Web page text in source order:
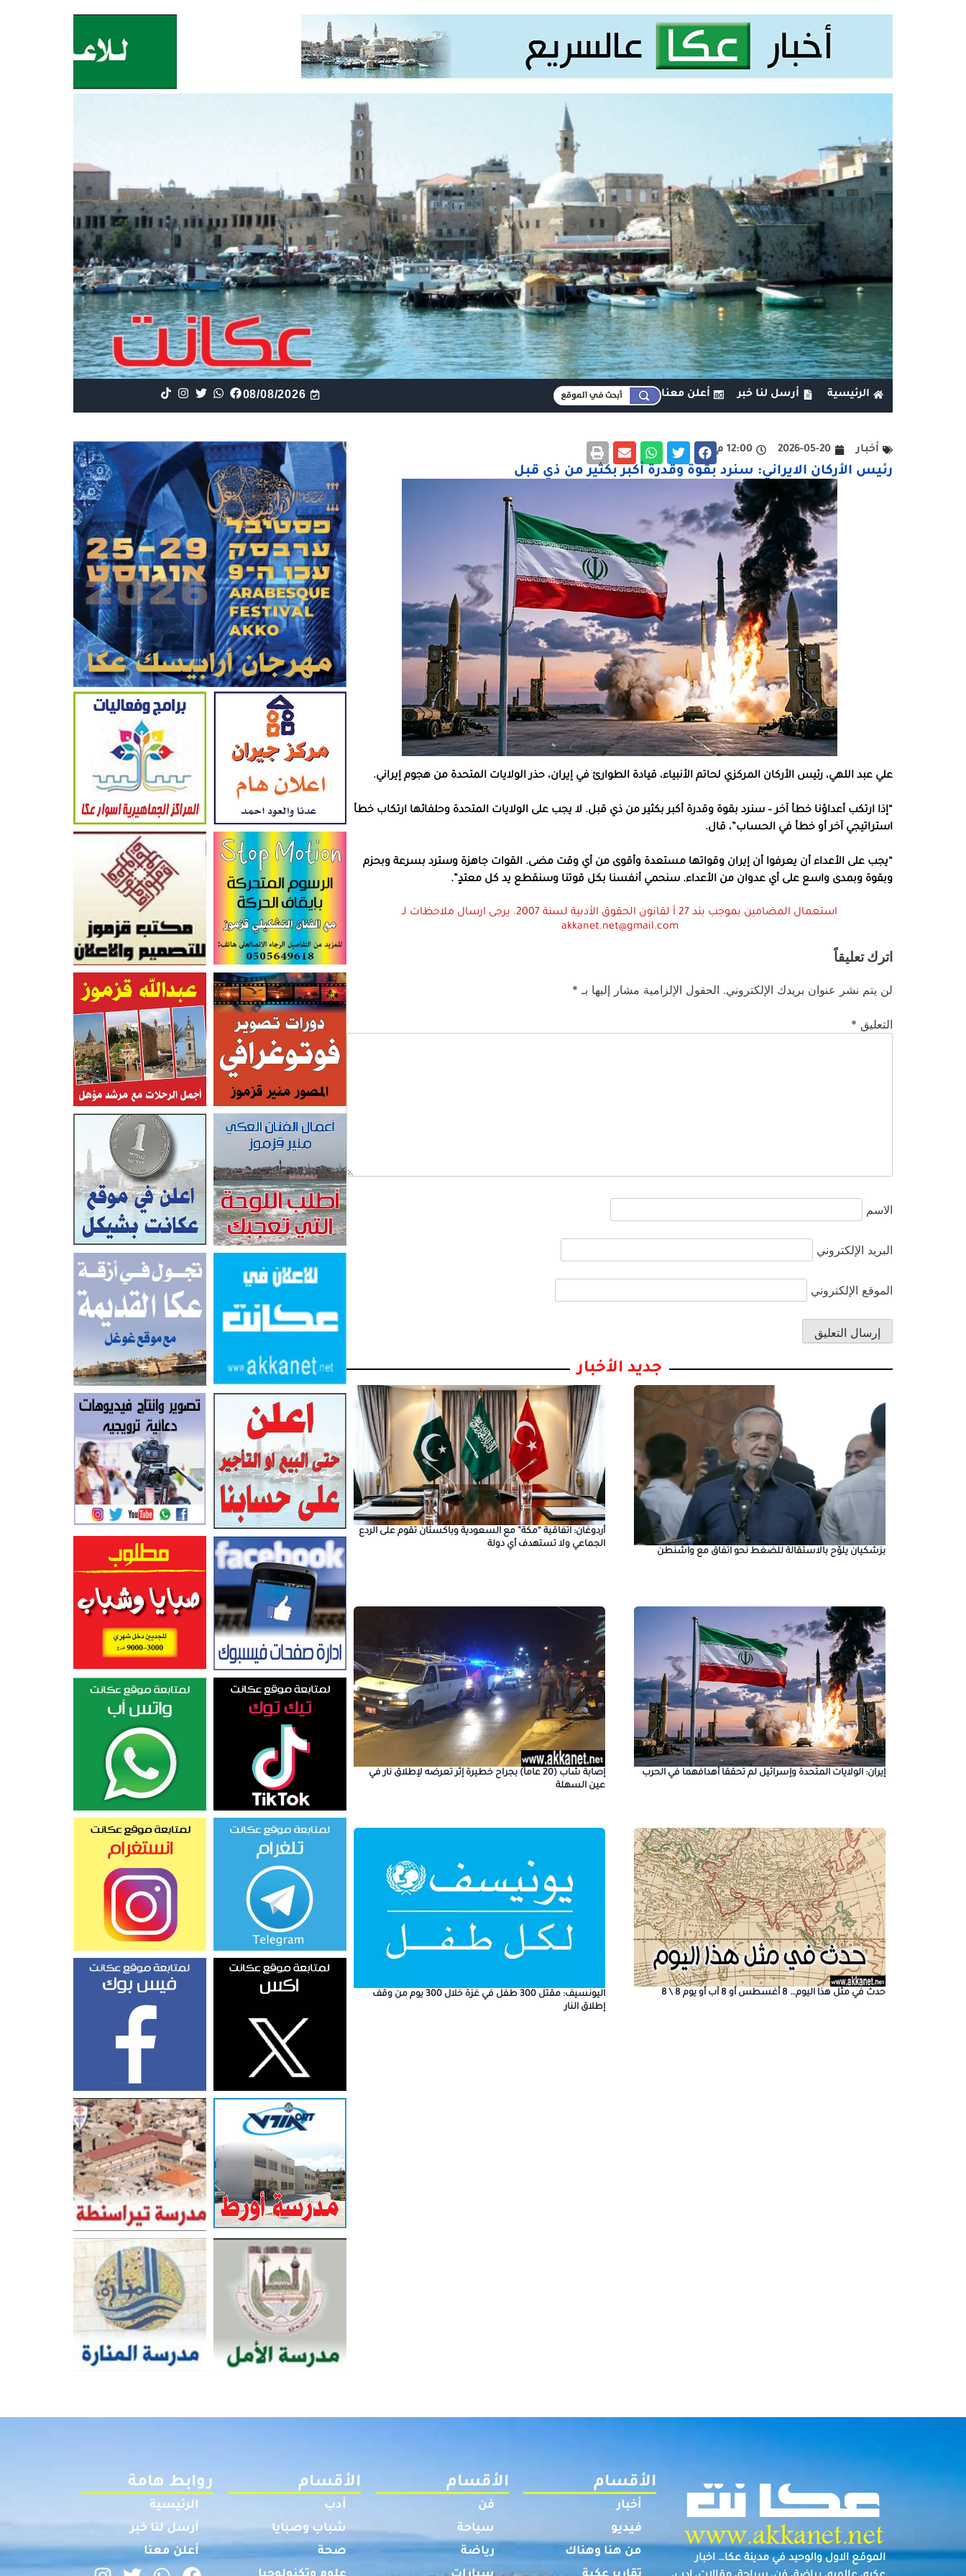
الرئيسية أرسل لنا خبر أعلن معنا 08/08/2026
أخبار 2026-05-20 12:00 م
رئيس الأركان الايراني: سنرد بقوة وقدرة أكبر بكثير من ذي قبل
علي عبد اللهي، رئيس الأركان المركزي لحاتم الأنبياء، قيادة الطوارئ في إيران، حذر الولايات المتحدة من هجوم إيراني.
“إذا ارتكب أعداؤنا خطأ آخر – سنرد بقوة وقدرة أكبر بكثير من ذي قبل. لا يجب على الولايات المتحدة وحلفائها ارتكاب خطأ
استراتيجي آخر أو خطأ في الحساب”، قال.
“يجب على الأعداء أن يعرفوا أن إيران وقواتها مستعدة وأقوى من أي وقت مضى. القوات جاهزة وسترد بسرعة وبحزم
وبقوة وبمدى واسع على أي عدوان من الأعداء. سنحمي أنفسنا بكل قوتنا وسنقطع يد كل معتدٍ”.
استعمال المضامين بموجب بند 27 أ لقانون الحقوق الأدبية لسنة 2007. يرجى ارسال ملاحظات لـ
akkanet.net@gmail.com
اترك تعليقاً
لن يتم نشر عنوان بريدك الإلكتروني. الحقول الإلزامية مشار إليها بـ *
التعليق *
الاسم
البريد الإلكتروني
الموقع الإلكتروني
جديد الأخبار
بزشكيان يلوّح بالاستقالة للضغط نحو اتفاق مع واشنطن
أردوغان: اتفاقية “مكة” مع السعودية وباكستان تقوم على الردع
الجماعي ولا تستهدف أي دولة
إيران: الولايات المتحدة وإسرائيل لم تحققا أهدافهما في الحرب
إصابة شاب (20 عاماً) بجراح خطيرة إثر تعرضه لإطلاق نار في
عين السهلة
حدث في مثل هذا اليوم… 8 أغسطس أو 8 آب أو يوم 8 \ 8
اليونسيف: مقتل 300 طفل في غزة خلال 300 يوم من وقف
إطلاق النار
الموقع الاول والوحيد في مدينة عكا… اخبار
الأقسام
أخبار
فيديو
من هنا وهناك
الأقسام
فن
سياحة
رياضة
الأقسام
أدب
شباب وصبايا
صحة
روابط هامة
الرئيسية
أرسل لنا خبر
أعلن معنا